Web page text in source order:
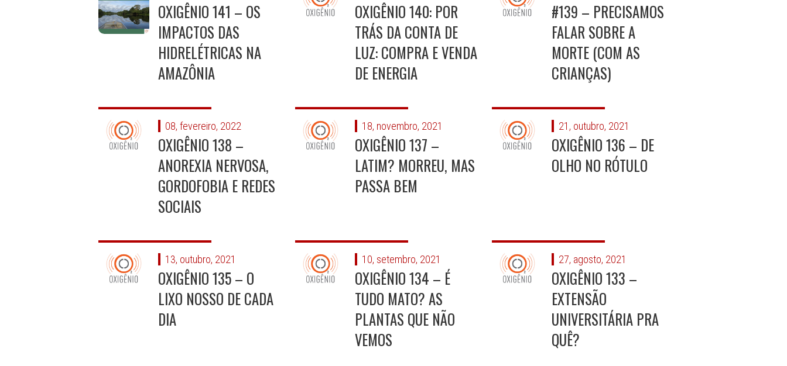
OXIGÊNIO 141 – OS
IMPACTOS DAS
HIDRELÉTRICAS NA
AMAZÔNIA
OXIGÊNIO 140: POR
TRÁS DA CONTA DE
LUZ: COMPRA E VENDA
DE ENERGIA
#139 – PRECISAMOS
FALAR SOBRE A
MORTE (COM AS
CRIANÇAS)
08, fevereiro, 2022
OXIGÊNIO 138 –
ANOREXIA NERVOSA,
GORDOFOBIA E REDES
SOCIAIS
18, novembro, 2021
OXIGÊNIO 137 –
LATIM? MORREU, MAS
PASSA BEM
21, outubro, 2021
OXIGÊNIO 136 – DE
OLHO NO RÓTULO
13, outubro, 2021
OXIGÊNIO 135 – O
LIXO NOSSO DE CADA
DIA
10, setembro, 2021
OXIGÊNIO 134 – É
TUDO MATO? AS
PLANTAS QUE NÃO
VEMOS
27, agosto, 2021
OXIGÊNIO 133 –
EXTENSÃO
UNIVERSITÁRIA PRA
QUÊ?